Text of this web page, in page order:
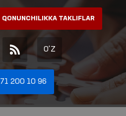
QONUNCHILIKKA TAKLIFLAR
O'Z
71 200 10 96